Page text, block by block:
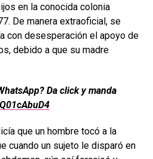
en la conocida colonia
De manera extraoficial, se
con desesperación el apoyo de
debido a que su madre
Da click y manda
que un hombre tocó a la
cuando un sujeto le disparó en